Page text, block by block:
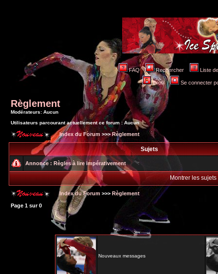
FAQ Rechercher Liste
Profil Se connecter
Règlement
Modérateurs: Aucun
Utilisateurs parcourant actuellement ce forum : Aucun
Index du Forum >>>Règlement
Sujets
Annonce : Règles à lire impérativement
Montrer les
Index du Forum >>> Règlement
Page 1 sur0
Nouveaux messages